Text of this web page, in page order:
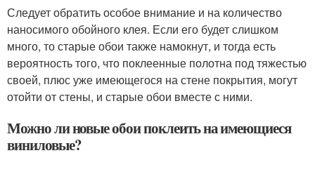
Следует обратить особое внимание и на количество
наносимого обойного клея. Если его будет слишком
много, то старые обои также намокнут, и тогда есть
вероятность того, что поклеенные полотна под тяжестью
своей, плюс уже имеющегося на стене покрытия, могут
отойти от стены, и старые обои вместе с ними.
Можно ли новые обои поклеить на имеющиеся
виниловые?